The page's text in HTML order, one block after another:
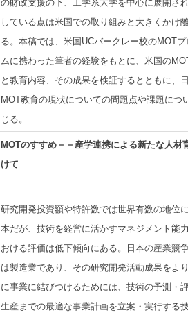
の財政支援の下、工学系大学を中心に展開さ
している点は米国での取り組みと大きくかけ
る。本稿では、米国UCバークレー校のMOTプ
ムに携わった筆者の経験をもとに、米国の
と教育内容、その成果を検証するとともに、
MOT教育の現状についての問題点や課題につ
じる。
MOTのすすめ－－産学連携による新たな人材
けて
研究開発投資額や特許数では世界有数の地位
本だが、技術を経営に活かすマネジメント能
おける評価は低下傾向にある。日本の産業競
は製造業であり、その研究開発活動成果をよ
に事業に結びつけるためには、技術の予測・
生産までの最適な事業計画を立案・実行する